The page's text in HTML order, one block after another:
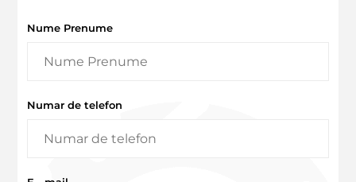
Nume Prenume
Numar de telefon